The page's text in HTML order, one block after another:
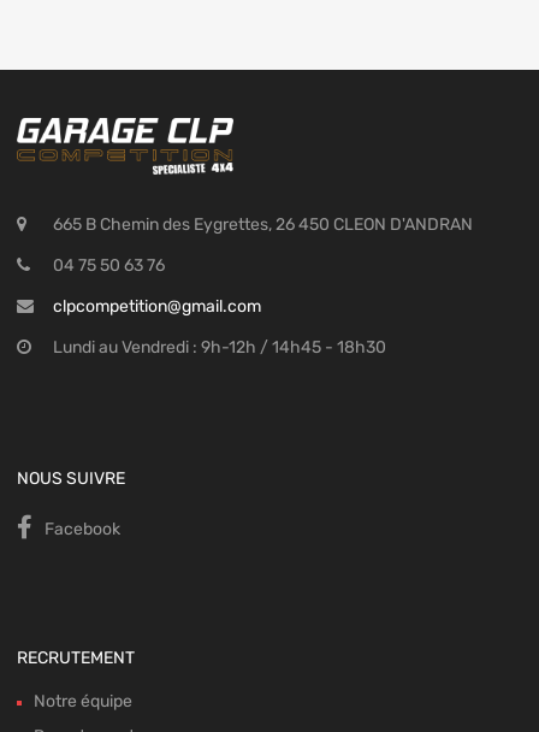
665 B Chemin des Eygrettes, 26 450 CLEON D'ANDRAN
04 75 50 63 76
clpcompetition@gmail.com
Lundi au Vendredi : 9h-12h / 14h45 - 18h30
NOUS SUIVRE
Facebook
RECRUTEMENT
Notre équipe